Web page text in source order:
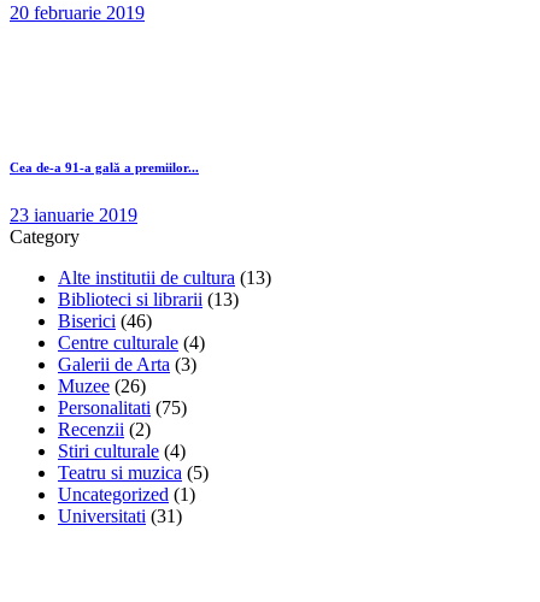
20 februarie 2019
Cea de-a 91-a gală a premiilor...
23 ianuarie 2019
Category
Alte institutii de cultura (13)
Biblioteci si librarii (13)
Biserici (46)
Centre culturale (4)
Galerii de Arta (3)
Muzee (26)
Personalitati (75)
Recenzii (2)
Stiri culturale (4)
Teatru si muzica (5)
Uncategorized (1)
Universitati (31)